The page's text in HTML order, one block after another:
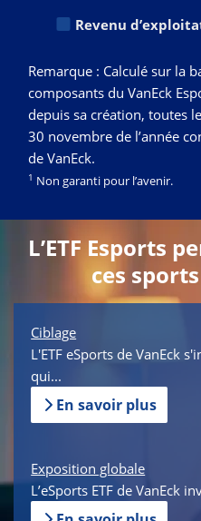
Revenu
Remarque : Calculé sur la
composants du VanEck
depuis sa création, toutes
30 novembre de l’année
de VanEck.
1 Non garanti pour l’avenir.
L’ETF Esports
ces
Ciblage
L'ETF eSports de VanEck
qui...
En savoir plus
Exposition globale
L’eSports ETF de VanEck